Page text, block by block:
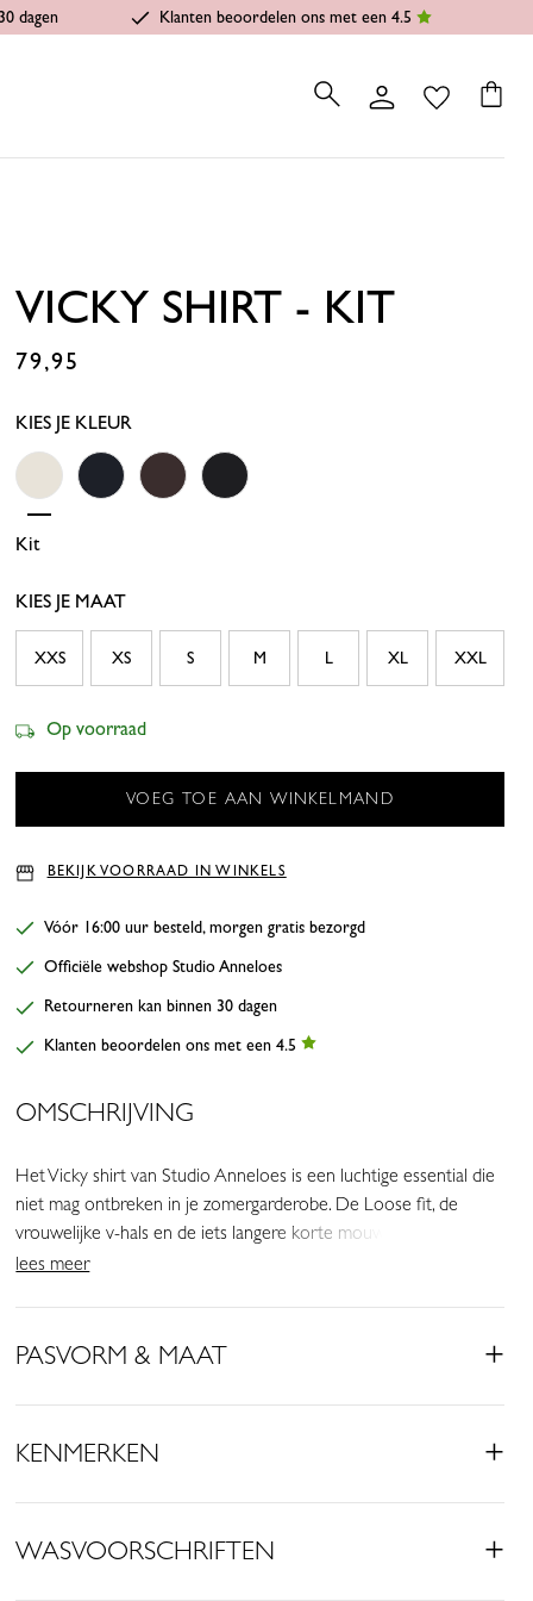
dagen Klanten beoordelen ons met een 4.5
VICKY SHIRT - KIT
79,95
KIES JE KLEUR
Kit
KIES JE MAAT
XXS XS S M L XL XXL
Op voorraad
BEKIJK VOORRAAD IN WINKELS
Vóór 16:00 uur besteld, morgen gratis bezorgd
Officiële webshop Studio Anneloes
Retourneren kan binnen 30 dagen
Klanten beoordelen ons met een 4.5
OMSCHRIJVING
Het Vicky shirt van Studio Anneloes is een luchtige essential die
niet mag ontbreken in je zomergarderobe. De Loose fit, de
vrouwelijke v-hals en de iets langere korte mouwen zorgen voor
een ontspannen en stijlvolle uitstraling. De elastische boord aan
• Kleur: Kit
• V-hals
• Boord met elastiek aan de voorkant
lees meer
PASVORM & MAAT
KENMERKEN
WASVOORSCHRIFTEN